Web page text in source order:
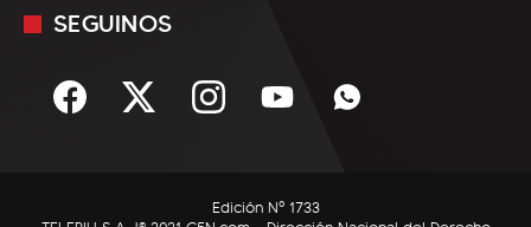
Sociedad
C5N Autos
Mediakit
Términos y condiciones
SEGUINOS
Edición Nº 1733